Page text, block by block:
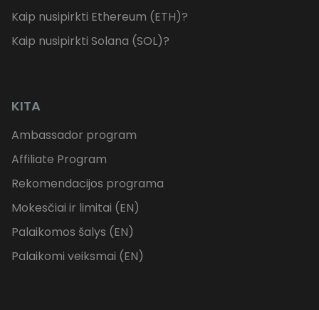
Kaip nusipirkti Ethereum (ETH)?
Kaip nusipirkti Solana (SOL)?
KITA
Ambassador program
Affiliate Program
Rekomendacijos programa
Mokesčiai ir limitai (EN)
Palaikomos šalys (EN)
Palaikomi veiksmai (EN)